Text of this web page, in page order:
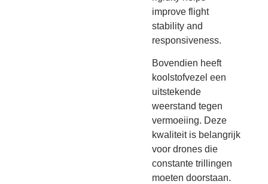
improve flight
stability and
responsiveness.
Bovendien heeft
koolstofvezel een
uitstekende
weerstand tegen
vermoeiing. Deze
kwaliteit is belangrijk
voor drones die
constante trillingen
moeten doorstaan.